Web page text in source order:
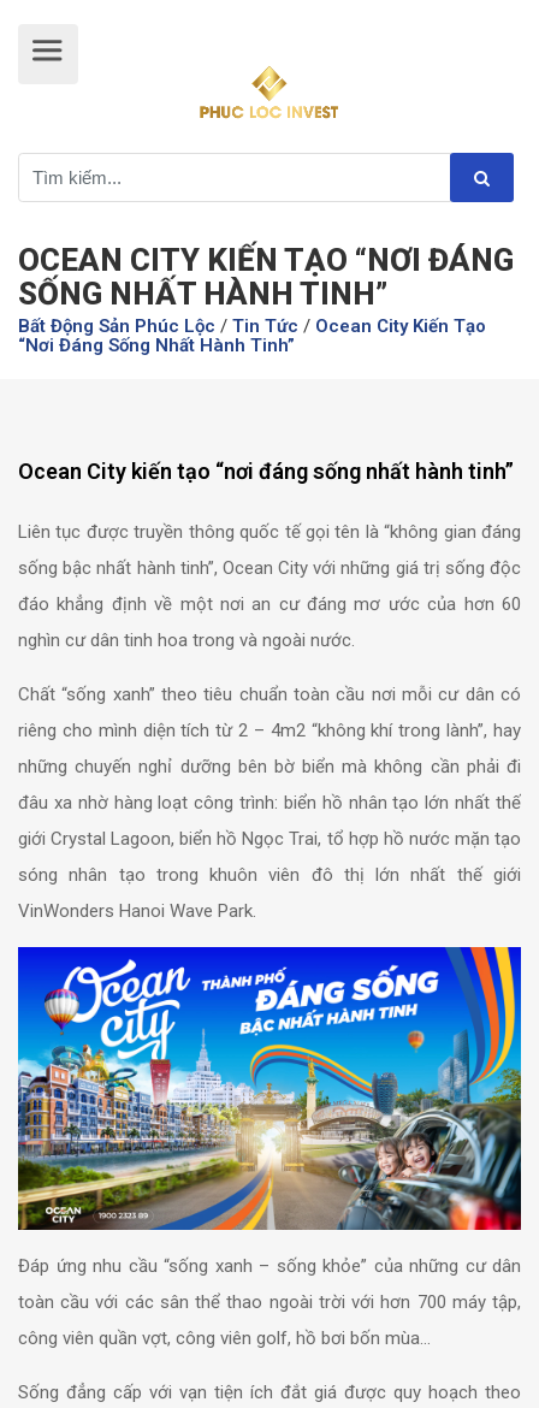
OCEAN CITY KIẾN TẠO “NƠI ĐÁNG
SỐNG NHẤT HÀNH TINH”
Bất Động Sản Phúc Lộc / Tin Tức / Ocean City Kiến Tạo
“nơi Đáng Sống Nhất Hành Tinh”
Ocean City kiến tạo “nơi đáng sống nhất hành tinh”
Liên tục được truyền thông quốc tế gọi tên là “không gian đáng
sống bậc nhất hành tinh”, Ocean City với những giá trị sống độc
đáo khẳng định về một nơi an cư đáng mơ ước của hơn 60
nghìn cư dân tinh hoa trong và ngoài nước.
Chất “sống xanh” theo tiêu chuẩn toàn cầu nơi mỗi cư dân có
riêng cho mình diện tích từ 2 – 4m2 “không khí trong lành”, hay
những chuyến nghỉ dưỡng bên bờ biển mà không cần phải đi
đâu xa nhờ hàng loạt công trình: biển hồ nhân tạo lớn nhất thế
giới Crystal Lagoon, biển hồ Ngọc Trai, tổ hợp hồ nước mặn tạo
sóng nhân tạo trong khuôn viên đô thị lớn nhất thế giới
VinWonders Hanoi Wave Park.
Đáp ứng nhu cầu “sống xanh – sống khỏe” của những cư dân
toàn cầu với các sân thể thao ngoài trời với hơn 700 máy tập,
công viên quần vợt, công viên golf, hồ bơi bốn mùa…
Sống đẳng cấp với vạn tiện ích đắt giá được quy hoạch theo